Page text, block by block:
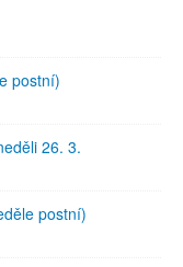
postní)
26. 3.
postní)